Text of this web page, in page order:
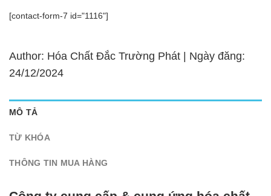
[contact-form-7 id="1116"]
Author: Hóa Chất Đắc Trường Phát | Ngày đăng:
24/12/2024
MÔ TẢ
TỪ KHÓA
THÔNG TIN MUA HÀNG